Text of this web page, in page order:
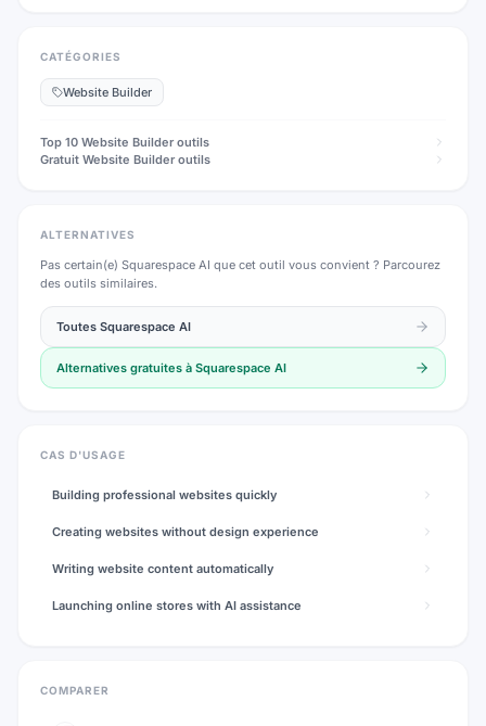
CATÉGORIES
Website Builder
Top 10 Website Builder outils
Gratuit Website Builder outils
ALTERNATIVES
Pas certain(e) Squarespace AI que cet outil vous convient ? Parcourez
des outils similaires.
Toutes Squarespace AI
Alternatives gratuites à Squarespace AI
CAS D'USAGE
Building professional websites quickly
Creating websites without design experience
Writing website content automatically
Launching online stores with AI assistance
COMPARER